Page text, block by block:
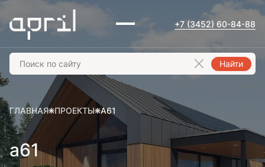
+7 (3452) 60-84-88
Найти
ГЛАВНАЯ ПРОЕКТЫ A61
a61